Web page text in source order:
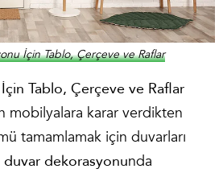
İçin Tablo, Çerçeve ve Raflar
Tablo, Çerçeve ve Raflar
mobilyalara karar verdikten
tamamlamak için duvarları
dekorasyonunda